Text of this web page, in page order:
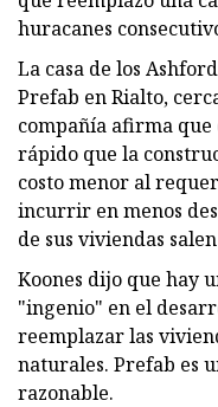
huracanes
La casa de los
Prefab en Rialto,
compañía afirma que
rápido que la
costo menor al
incurrir en menos
de sus viviendas
Koones dijo que hay
"ingenio" en el
reemplazar las
naturales. Prefab es
razonable.